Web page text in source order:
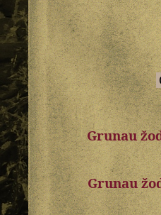
Grunau
Grunau